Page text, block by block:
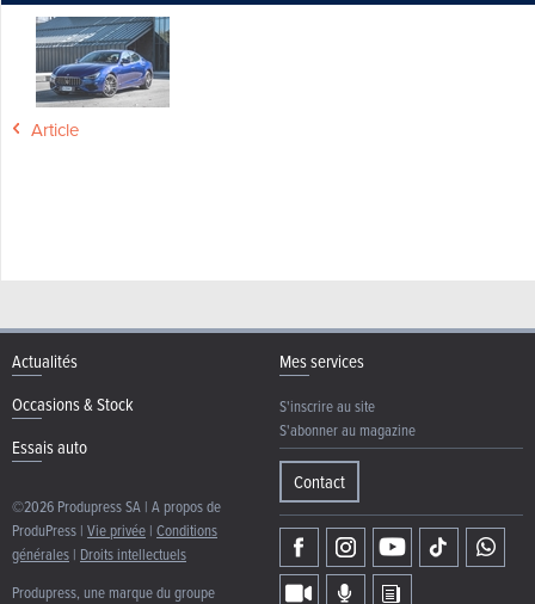
Article
Actualités
Occasions & Stock
Essais auto
©2026 Produpress SA | A propos de
ProduPress | Vie privée | Conditions
générales | Droits intellectuels
Produpress, une marque du groupe
Mes services
S'inscrire au site
S'abonner au magazine
Contact